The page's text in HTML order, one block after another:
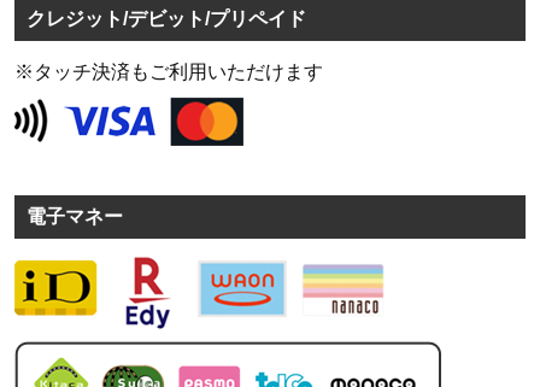
クレジット/デビット/プリペイド
※タッチ決済もご利用いただけます
電子マネー